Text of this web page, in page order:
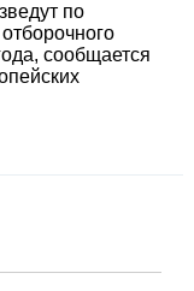
по
сообщается